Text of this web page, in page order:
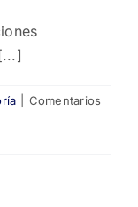
Comentarios